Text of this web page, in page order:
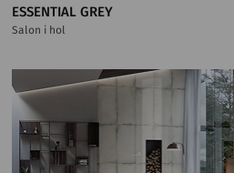
ESSENTIAL GREY
Salon i hol